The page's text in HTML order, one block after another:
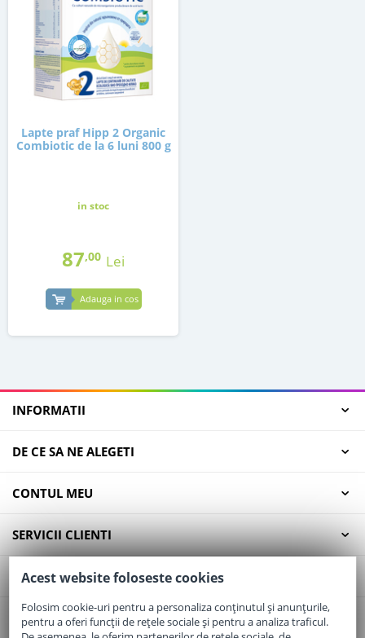
Lapte praf Hipp 2 Organic
Combiotic de la 6 luni 800 g
in stoc
87,00 Lei
Adauga in cos
INFORMATII
DE CE SA NE ALEGETI
CONTUL MEU
SERVICII CLIENTI
CONTACT
Email:office@elaptepraf.ro
Acest website foloseste cookies
Folosim cookie-uri pentru a personaliza conținutul și anunțurile,
pentru a oferi funcții de rețele sociale și pentru a analiza traficul.